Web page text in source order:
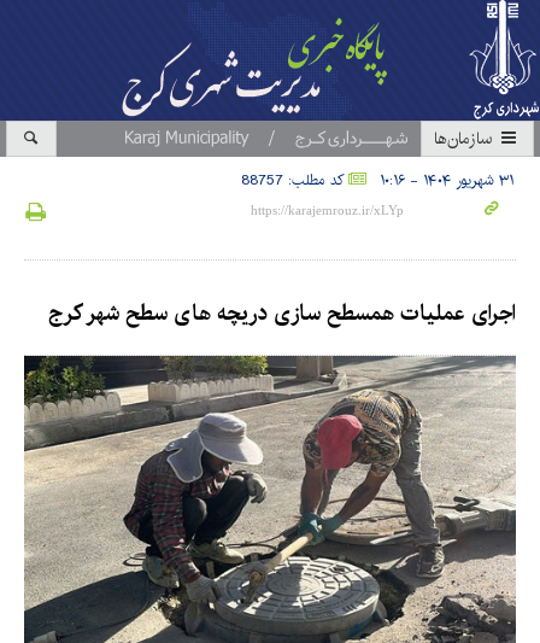
سازمان‎ها
۳۱ شهریور ۱۴۰۴ - ۱۰:۱۶ کد مطلب: 88757
اجرای عملیات همسطح سازی دریچه های سطح شهر کرج